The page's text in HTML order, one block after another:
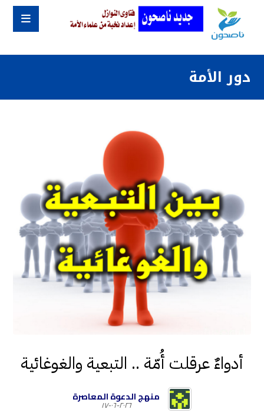
دور الأمة
أدواءٌ عرقلت أُمّة .. التبعية والغوغائية
منهج الدعوة المعاصرة
٢٠٢٦-٠٦-١٧